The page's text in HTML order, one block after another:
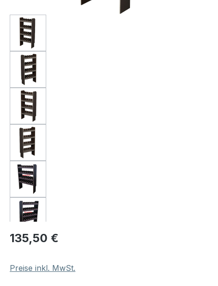
Regulärer Preis:
135,50 €
Preise inkl. MwSt.